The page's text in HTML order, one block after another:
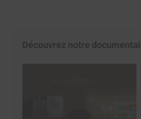
Découvrez notre